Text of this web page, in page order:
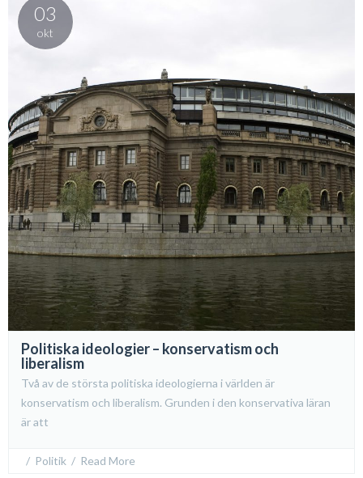
03
okt
Politiska ideologier – konservatism och
liberalism
Två av de största politiska ideologierna i världen är
konservatism och liberalism. Grunden i den konservativa läran
är att
  /
Politik
  /
Read More